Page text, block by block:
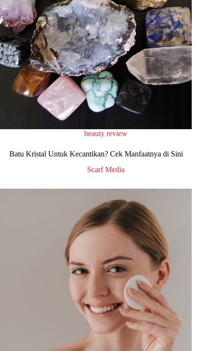
beauty review
Batu Kristal Untuk Kecantikan? Cek Manfaatnya di Sini
Scarf Media